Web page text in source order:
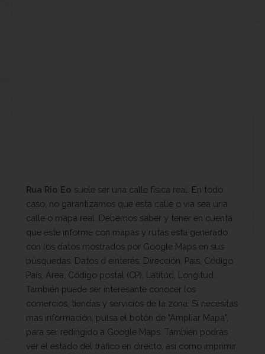
Rua Rio Eo suele ser una calle física real. En todo
caso, no garantizamos que esta calle o vía sea una
calle o mapa real. Debemos saber y tener en cuenta
que este informe con mapas y rutas esta generado
con los datos mostrados por Google Maps en sus
búsquedas. Datos d einterés: Dirección, País, Código
País, Área, Código postal (CP), Latitud, Longitud.
También puede ser interesante conocer los
comercios, tiendas y servicios de la zona. Si necesitas
mas información, pulsa el botón de "Ampliar Mapa",
para ser redirigido a Google Maps. También podrás
ver el estado del tráfico en directo, así como imprimir